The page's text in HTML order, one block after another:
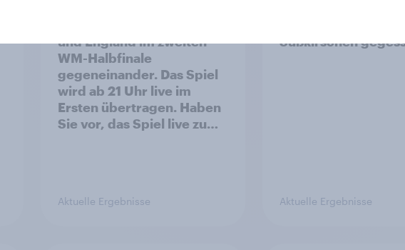
und England im zweiten
WM-Halbfinale
gegeneinander. Das Spiel
wird ab 21 Uhr live im
Ersten übertragen. Haben
Sie vor, das Spiel live zu
Aktuelle Ergebnisse
Süßkirschen
Aktuelle Ergebnisse